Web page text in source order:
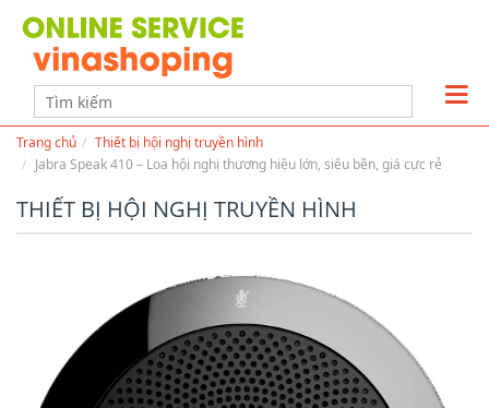
Trang chủ
Thiết bị hội nghị truyền hình
Jabra Speak 410 – Loa hội nghị thương hiệu lớn, siêu bền, giá cực rẻ
THIẾT BỊ HỘI NGHỊ TRUYỀN HÌNH